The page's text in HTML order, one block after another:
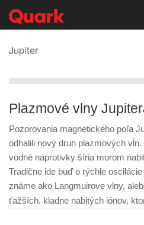
Jupiter
Plazmové vlny
Pozorovania magnetického poľa
odhalili nový druh plazmových
vodné náprotivky šíria morom
Tradične ide buď o rýchle
známe ako Langmuirove vlny,
ťažších, kladne nabitých iónov,